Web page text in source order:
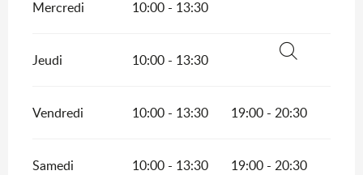
Mercredi 10:00 - 13:30
Jeudi 10:00 - 13:30
Vendredi 10:00 - 13:30 19:00 - 20:30
Samedi 10:00 - 13:30 19:00 - 20:30